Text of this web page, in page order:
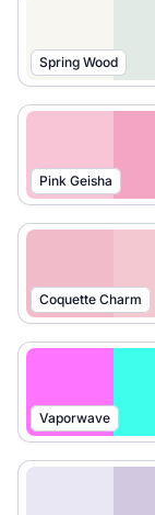
Spring Wood
Pink Geisha
Coquette Charm
Vaporwave